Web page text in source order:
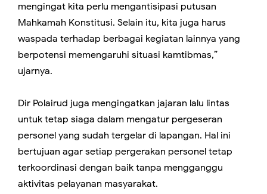
mengingat kita perlu mengantisipasi putusan
Mahkamah Konstitusi. Selain itu, kita juga harus
waspada terhadap berbagai kegiatan lainnya yang
berpotensi memengaruhi situasi kamtibmas,”
ujarnya.
Dir Polairud juga mengingatkan jajaran lalu lintas
untuk tetap siaga dalam mengatur pergeseran
personel yang sudah tergelar di lapangan. Hal ini
bertujuan agar setiap pergerakan personel tetap
terkoordinasi dengan baik tanpa mengganggu
aktivitas pelayanan masyarakat.